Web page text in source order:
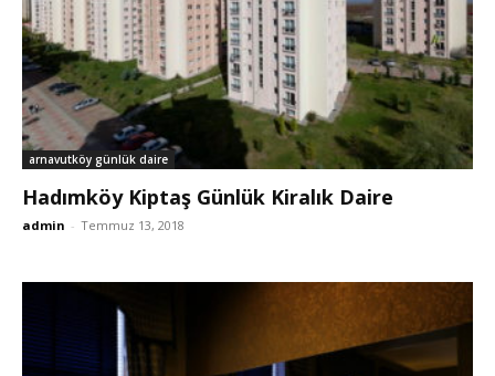
arnavutköy günlük daire
Hadımköy Kiptaş Günlük Kiralık Daire
admin - Temmuz 13, 2018